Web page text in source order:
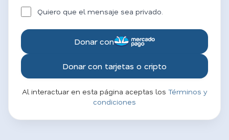
Quiero que el mensaje sea privado.
Donar con
Donar con tarjetas o cripto
Al interactuar en esta página aceptas los Términos y
condiciones